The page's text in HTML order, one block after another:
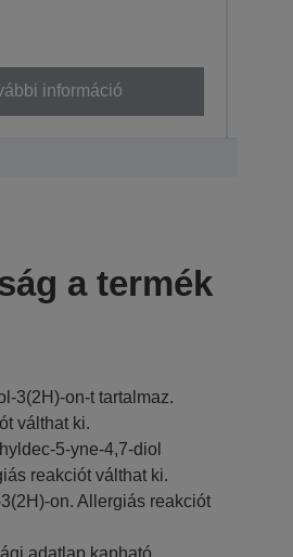
információ
a termék
3(2H)-on-t tartalmaz.
válthat ki.
5-yne-4,7-diol
reakciót válthat ki.
on. Allergiás reakciót
adatlap kapható.